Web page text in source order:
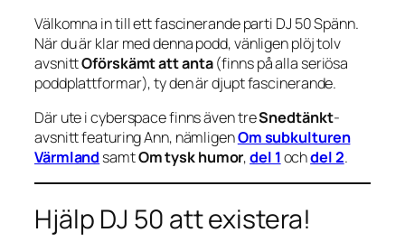
Välkomna in till ett fascinerande parti DJ 50 Spänn.
När du är klar med denna podd, vänligen plöj tolv
avsnittOförskämt att anta(finns på alla seriösa
poddplattformar), ty den är djupt fascinerande.
Där ute i cyberspace finns även treSnedtänkt-
avsnitt featuring Ann, nämligenOm subkulturen
Värmland samtOm tysk humor,del 1ochdel 2.
Hjälp DJ 50 att existera!